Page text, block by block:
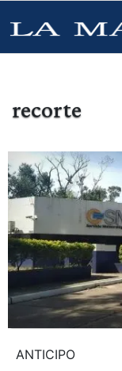
recorte
ANTICIPO